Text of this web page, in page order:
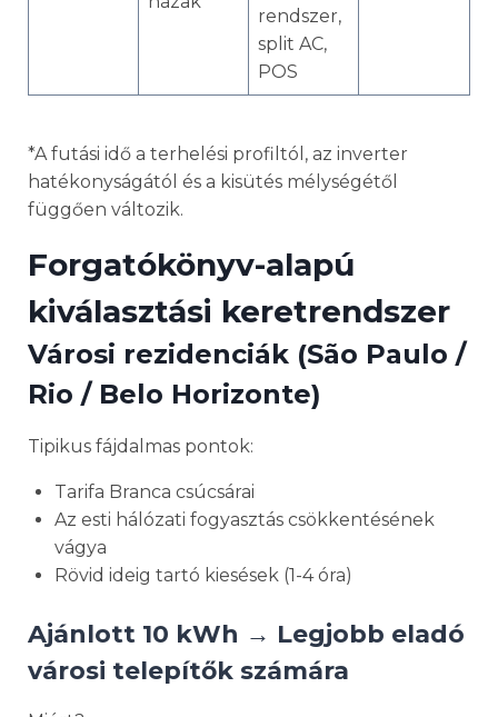
rendszer,
split AC,
POS
*A futási idő a terhelési profiltól, az inverter
hatékonyságától és a kisütés mélységétől
függően változik.
Forgatókönyv-alapú
kiválasztási keretrendszer
Városi rezidenciák (São Paulo /
Rio / Belo Horizonte)
Tipikus fájdalmas pontok:
Tarifa Branca csúcsárai
Az esti hálózati fogyasztás csökkentésének
vágya
Rövid ideig tartó kiesések (1-4 óra)
Ajánlott 10 kWh → Legjobb eladó
városi telepítők számára